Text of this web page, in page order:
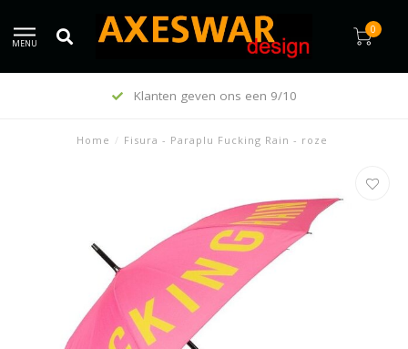
MENU
0
Klanten geven ons een 9/10
Home / Fisura - Paraplu Fucking Rain - roze